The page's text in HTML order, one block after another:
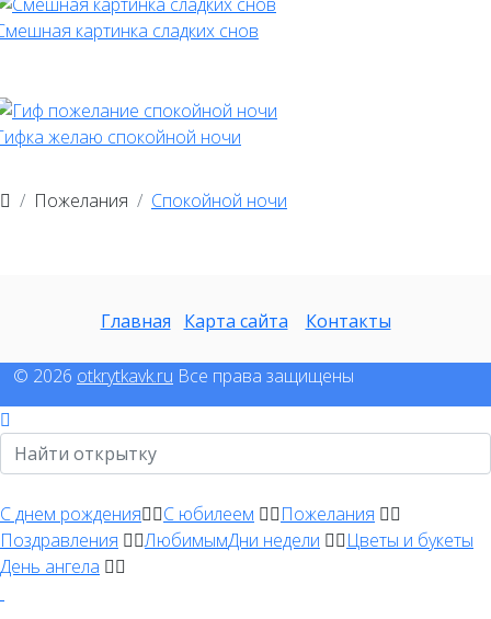
картинка сладких снов
желаю спокойной ночи
Пожелания Спокойной ночи
Главная Карта сайта Контакты
© 2026 otkrytkavk.ru Все права защищены
С днем рождения
С юбилеем
Пожелания
Поздравления
ЛюбимымДни недели
Цветы и букеты
День ангела